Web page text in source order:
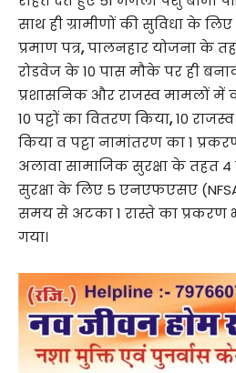
साथ ही ग्रामीणों की सुविधा के
प्रमाण पत्र,पालनहार योजना के
रोडवेज के 10 पास मौके पर ही
प्रशासनिक और राजस्व मामलों में
10 पट्टों का वितरण किया,10
किया व पट्टा नामांतरण का 1
अलावा सामाजिक सुरक्षा के तहत
सुरक्षा के लिए 5 एनएफएसए
समय से अटका 1 रास्ते का प्रकरण
गया।